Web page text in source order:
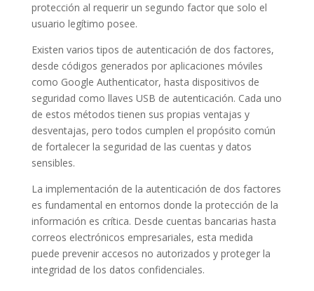
protección al requerir un segundo factor que solo el
usuario legítimo posee.
Existen varios tipos de autenticación de dos factores,
desde códigos generados por aplicaciones móviles
como Google Authenticator, hasta dispositivos de
seguridad como llaves USB de autenticación. Cada uno
de estos métodos tienen sus propias ventajas y
desventajas, pero todos cumplen el propósito común
de fortalecer la seguridad de las cuentas y datos
sensibles.
La implementación de la autenticación de dos factores
es fundamental en entornos donde la protección de la
información es crítica. Desde cuentas bancarias hasta
correos electrónicos empresariales, esta medida
puede prevenir accesos no autorizados y proteger la
integridad de los datos confidenciales.